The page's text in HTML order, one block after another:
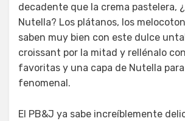
decadente que la crema pastelera,
Nutella? Los plátanos, los
saben muy bien con este dulce
croissant por la mitad y rellénalo
favoritas y una capa de Nutella
fenomenal.
El PB&J ya sabe increíblemente